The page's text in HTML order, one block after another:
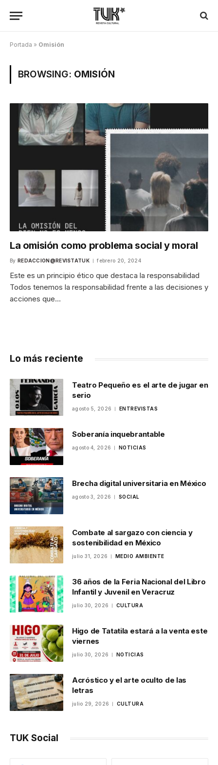
Portada » Omisión
BROWSING: OMISIÓN
La omisión como problema social y moral
By REDACCION@REVISTATUK febrero 20, 2024
Este es un principio ético que destaca la responsabilidad
Todos tenemos la responsabilidad frente a las decisiones y
acciones que…
Lo más reciente
Teatro Pequeño es el arte de jugar en
serio
agosto 5, 2026 ENTREVISTAS
Soberanía inquebrantable
agosto 4, 2026 NOTICIAS
Brecha digital universitaria en México
agosto 3, 2026 SOCIAL
Combate al sargazo con ciencia y
sostenibilidad en México
julio 31, 2026 MEDIO AMBIENTE
36 años de la Feria Nacional del Libro
Infantil y Juvenil en Veracruz
julio 30, 2026 CULTURA
Higo de Tatatila estará a la venta este
viernes
julio 30, 2026 NOTICIAS
Acróstico y el arte oculto de las
letras
julio 29, 2026 CULTURA
TUK Social